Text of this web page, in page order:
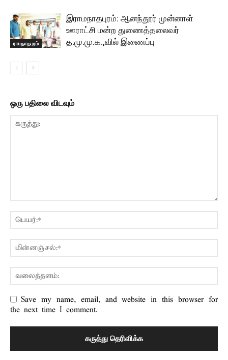
ராமநாதபுரம்
இராமநாதபுரம்: ஆனந்தூர் முன்னாள்
ஊராட்சி மன்ற துணைத்தலைவர்
த.மு.மு.க.,வில் இணைப்பு
ஒரு பதிலை விடவும்
Save my name, email, and website in this browser for
the next time I comment.